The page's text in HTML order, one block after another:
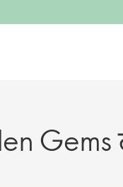
Gems